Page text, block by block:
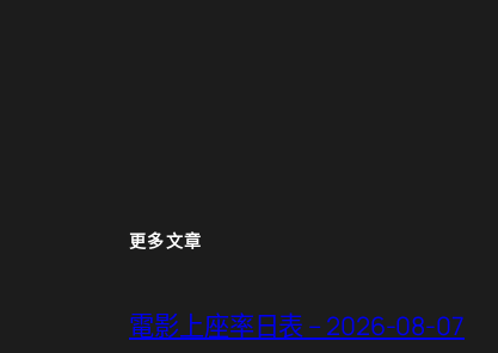
更多文章
電影上座率日表 – 2026-08-07